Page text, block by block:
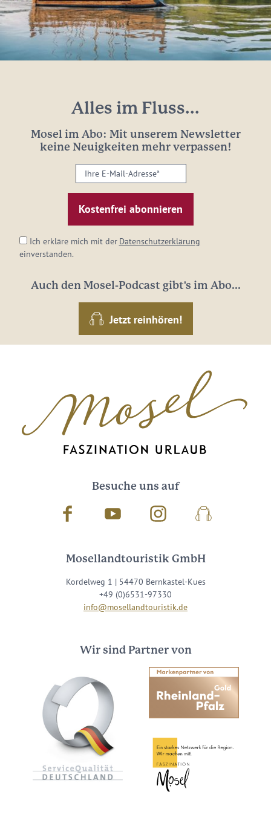
Alles im Fluss...
Mosel im Abo: Mit unserem Newsletter
keine Neuigkeiten mehr verpassen!
Ihre
E-
Mail-
Adresse:
Ich erkläre mich mit der Datenschutzerklärung
einverstanden.
Auch den Mosel-Podcast gibt's im Abo...
Jetzt reinhören!
Besuche uns auf
Facebook Youtube InstagramPodcast
Mosellandtouristik GmbH
Kordelweg 1 | 54470 Bernkastel-Kues
+49 (0)6531-97330
info@mosellandtouristik.de
Wir sind Partner von